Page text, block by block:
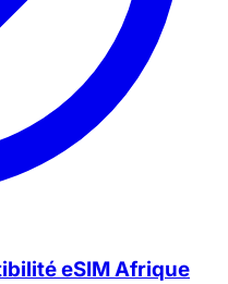
eSIM Afrique